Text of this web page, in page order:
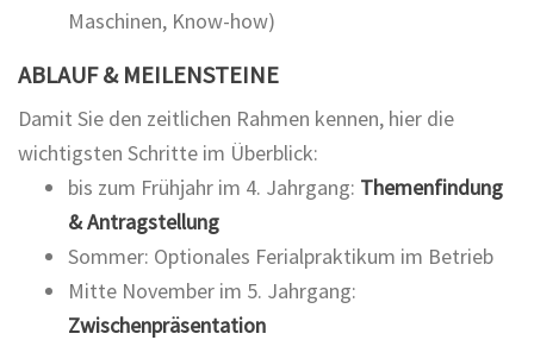
Maschinen, Know-how)
ABLAUF & MEILENSTEINE
Damit Sie den zeitlichen Rahmen kennen, hier die
wichtigsten Schritte im Überblick:
bis zum Frühjahr im 4. Jahrgang: Themenfindung
& Antragstellung
Sommer: Optionales Ferialpraktikum im Betrieb
Mitte November im 5. Jahrgang:
Zwischenpräsentation